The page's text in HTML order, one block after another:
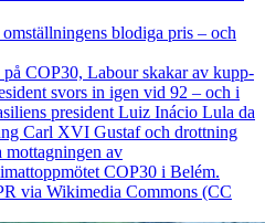
blodiga pris – och
på COP30, Labour skakar av kupp­
svors in igen vid 92 – och i
president Luiz Inácio Lula da
Carl XVI Gustaf och drottning
av
COP30 i Belém.
via Wikimedia Commons (CC